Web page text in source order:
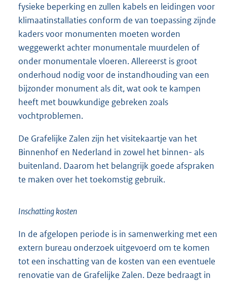
fysieke beperking en zullen kabels en leidingen voor
klimaatinstallaties conform de van toepassing zijnde
kaders voor monumenten moeten worden
weggewerkt achter monumentale muurdelen of
onder monumentale vloeren. Allereerst is groot
onderhoud nodig voor de instandhouding van een
bijzonder monument als dit, wat ook te kampen
heeft met bouwkundige gebreken zoals
vochtproblemen.
De Grafelijke Zalen zijn het visitekaartje van het
Binnenhof en Nederland in zowel het binnen- als
buitenland. Daarom het belangrijk goede afspraken
te maken over het toekomstig gebruik.
Inschatting kosten
In de afgelopen periode is in samenwerking met een
extern bureau onderzoek uitgevoerd om te komen
tot een inschatting van de kosten van een eventuele
renovatie van de Grafelijke Zalen. Deze bedraagt in